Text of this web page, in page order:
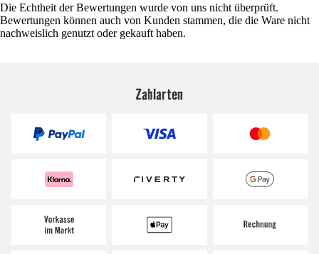
Die Echtheit der Bewertungen wurde von uns nicht überprüft.
Bewertungen können auch von Kunden stammen, die die Ware nicht
nachweislich genutzt oder gekauft haben.
Zahlarten